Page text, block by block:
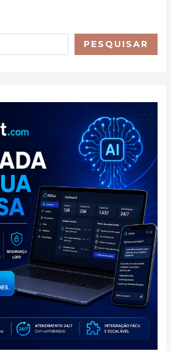
PESQUISAR